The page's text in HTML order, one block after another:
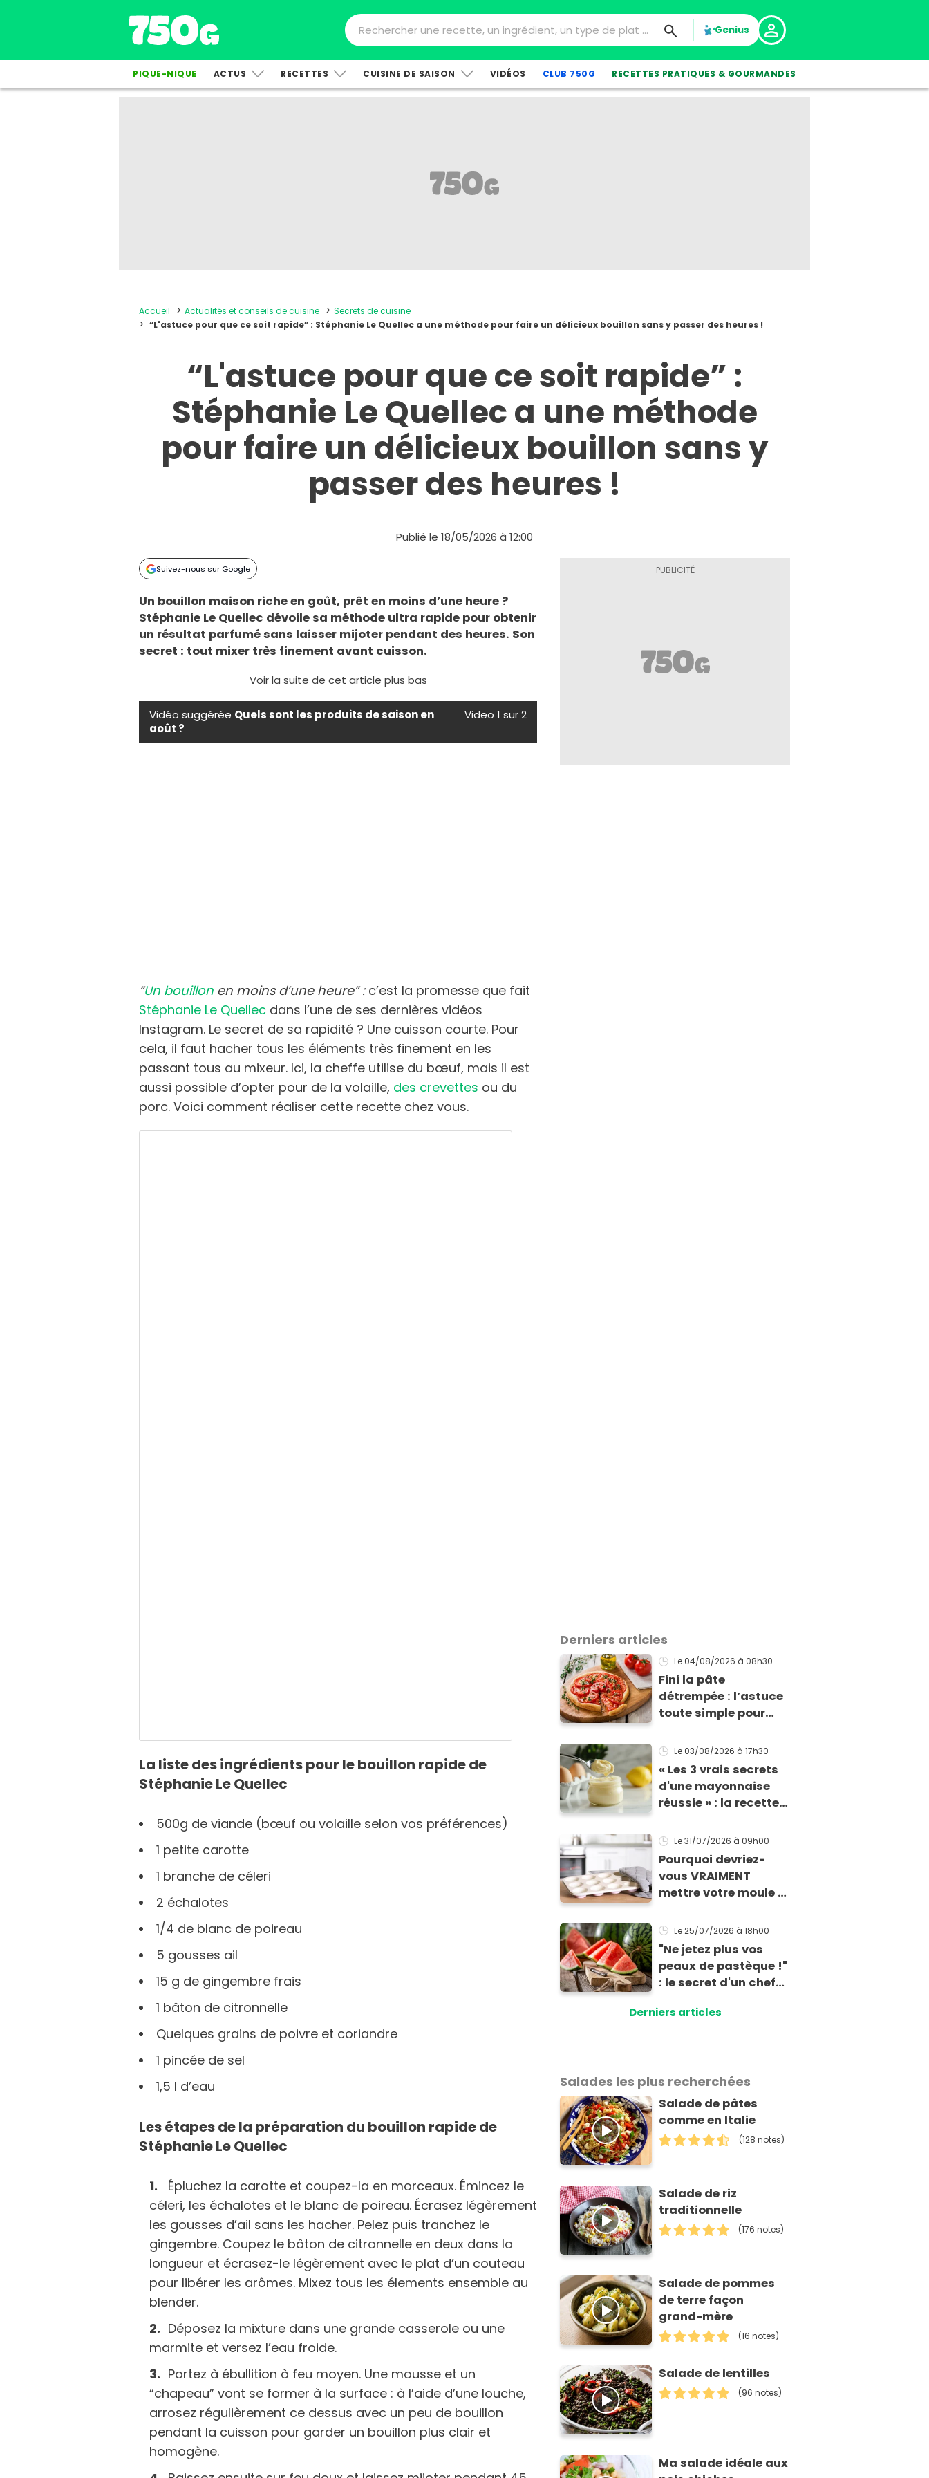
Genius
PIQUE-NIQUE ACTUS RECETTES CUISINE DE SAISON VIDÉOS CLUB 750G RECETTES PRATIQUES & GOURMANDES
Accueil Actualités et conseils de cuisine
Secrets de cuisine
“L'astuce pour que ce soit rapide” : Stéphanie Le Quellec a une méthode pour faire un délicieux bouillon sans y passer des heures !
“L'astuce pour que ce soit rapide” :
Stéphanie Le Quellec a une méthode
pour faire un délicieux bouillon sans y
passer des heures !
Publié le 18/05/2026 à 12:00
Suivez-nous sur Google
Un bouillon maison riche en goût, prêt en moins d’une heure ?
Stéphanie Le Quellec dévoile sa méthode ultra rapide pour obtenir
un résultat parfumé sans laisser mijoter pendant des heures. Son
secret : tout mixer très finement avant cuisson.
Voir la suite de cet article plus bas
Vidéo suggérée Quels sont les produits de saison en
août ?
Video 1 sur 2
“Un bouillon en moins d’une heure” :c’est la promesse que fait
Stéphanie Le Quellec dans l’une de ses dernières vidéos
Instagram. Le secret de sa rapidité ? Une cuisson courte. Pour
cela, il faut hacher tous les éléments très finement en les
passant tous au mixeur. Ici, la cheffe utilise du bœuf, mais il est
aussi possible d’opter pour de la volaille, des crevettes ou du
porc. Voici comment réaliser cette recette chez vous.
La liste des ingrédients pour le bouillon rapide de
Stéphanie Le Quellec
500g de viande (bœuf ou volaille selon vos préférences)
1 petite carotte
1 branche de céleri
2 échalotes
1/4 de blanc de poireau
5 gousses ail
15 g de gingembre frais
1 bâton de citronnelle
Quelques grains de poivre et coriandre
1 pincée de sel
1,5 l d’eau
Les étapes de la préparation du bouillon rapide de
Stéphanie Le Quellec
Épluchez la carotte et coupez-la en morceaux. Émincez le
céleri, les échalotes et le blanc de poireau. Écrasez légèrement
les gousses d’ail sans les hacher. Pelez puis tranchez le
gingembre. Coupez le bâton de citronnelle en deux dans la
longueur et écrasez-le légèrement avec le plat d’un couteau
pour libérer les arômes. Mixez tous les élements ensemble au
blender.
Déposez la mixture dans une grande casserole ou une
marmite et versez l’eau froide.
Portez à ébullition à feu moyen. Une mousse et un
“chapeau” vont se former à la surface : à l’aide d’une louche,
arrosez régulièrement ce dessus avec un peu de bouillon
pendant la cuisson pour garder un bouillon plus clair et
homogène.
Derniers articles
Le 04/08/2026 à 08h30
Fini la pâte
détrempée : l’astuce
toute simple pour
tomate parfaitement
croustillante
Le 03/08/2026 à 17h30
« Les 3 vrais secrets
d'une mayonnaise
réussie » : la recette
2 minutes et bien
meilleure pour la
santé
Le 31/07/2026 à 09h00
Pourquoi devriez-
vous VRAIMENT
mettre votre moule à
congélateur ? Cette
astuce va sauver vos
apéros d’été !
Le 25/07/2026 à 18h00
"Ne jetez plus vos
peaux de pastèque !"
: le secret d'un chef
gaspi prêt en 10
Derniers articles
Salades les plus recherchées
Salade de pâtes
comme en Italie
(128 notes)
Salade de riz
traditionnelle
(176 notes)
Salade de pommes
de terre façon
grand-mère
(16 notes)
Salade de lentilles
(96 notes)
Ma salade idéale aux